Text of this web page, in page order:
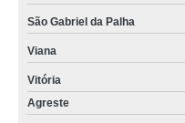
São Gabriel da Palha
Viana
Vitória
Agreste